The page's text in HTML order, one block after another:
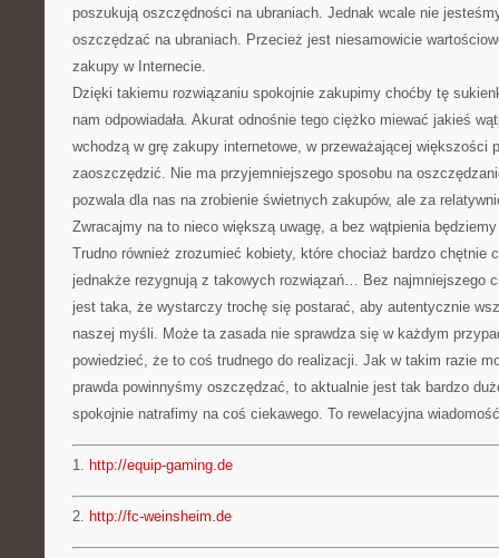
poszukują oszczędności na ubraniach. Jednak wcale nie
oszczędzać na ubraniach. Przecież jest niesamowicie
zakupy w Internecie.
Dzięki takiemu rozwiązaniu spokojnie zakupimy choćby tę
nam odpowiadała. Akurat odnośnie tego ciężko miewać jakieś
wchodzą w grę zakupy internetowe, w przeważającej większości
zaoszczędzić. Nie ma przyjemniejszego sposobu na
pozwala dla nas na zrobienie świetnych zakupów, ale za
Zwracajmy na to nieco większą uwagę, a bez wątpienia
Trudno również zrozumieć kobiety, które chociaż bardzo chętnie
jednakże rezygnują z takowych rozwiązań… Bez najmniejszego
jest taka, że wystarczy trochę się postarać, aby autentycznie
naszej myśli. Może ta zasada nie sprawdza się w każdym
powiedzieć, że to coś trudnego do realizacji. Jak w takim razie
prawda powinnyśmy oszczędzać, to aktualnie jest tak bardzo
spokojnie natrafimy na coś ciekawego. To rewelacyjna
1. http://equip-gaming.de
2. http://fc-weinsheim.de